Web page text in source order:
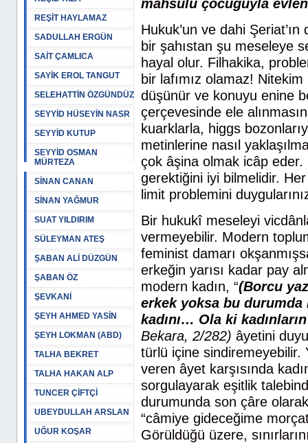
REŞİT HAYLAMAZ
SADULLAH ERGÜN
SAİT ÇAMLICA
SAYİK EROL TANGUT
SELEHATTİN ÖZGÜNDÜZ
SEYYİD HÜSEYİN NASR
SEYYİD KUTUP
SEYYİD OSMAN
MÜRTEZA
SİNAN CANAN
SİNAN YAĞMUR
SUAT YILDIRIM
SÜLEYMAN ATEŞ
ŞABAN ALİ DÜZGÜN
ŞABAN ÖZ
ŞEVKANİ
ŞEYH AHMED YASİN
ŞEYH LOKMAN (ABD)
TALHA BEKRET
TALHA HAKAN ALP
TUNCER ÇİFTÇİ
UBEYDULLAH ARSLAN
UĞUR KOŞAR
mahsulü çocuğuyla
Hukuk’un ve dahi
bir şahıstan şu meseleye
hayal olur. Filhakika,
bir lafımız olamaz!
düşünür ve konuyu enine
çerçevesinde ele
kuarklarla, higgs
metinlerine nasıl
çok âşina olmak icâp eder.
gerektiğini iyi bilmelidir.
limit problemini
Bir hukukî meseleyi
vermeyebilir. Modern
feminist damarı
erkeğin yarısı kadar pay
modern kadın, “(Borcu
erkek yoksa bu
kadını… Ola ki
Bekara, 2/282) âyetini
türlü içine sindiremeyebilir.
veren âyet karşısında
sorgulayarak eşitlik
durumunda son çâre
“câmiye gideceğime
Görüldüğü üzere,